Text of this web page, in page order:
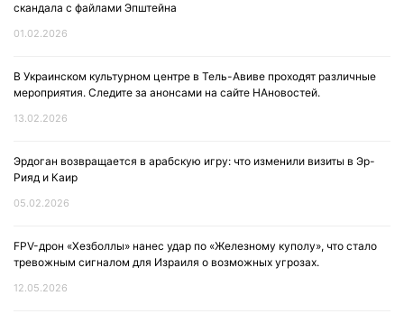
скандала с файлами Эпштейна
01.02.2026
В Украинском культурном центре в Тель-Авиве проходят различные
мероприятия. Следите за анонсами на сайте НАновостей.
13.02.2026
Эрдоган возвращается в арабскую игру: что изменили визиты в Эр-
Рияд и Каир
05.02.2026
FPV-дрон «Хезболлы» нанес удар по «Железному куполу», что стало
тревожным сигналом для Израиля о возможных угрозах.
12.05.2026